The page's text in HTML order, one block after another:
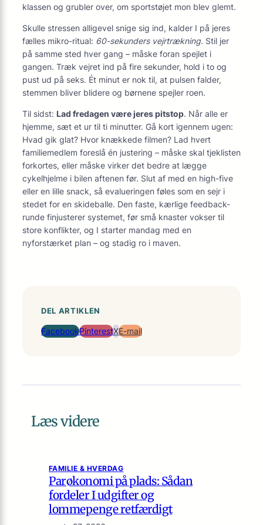
klassen og grubler over, om sportstøjet mon blev glemt.
Skulle stressen alligevel snige sig ind, kalder I på jeres
fælles mikro-ritual: 60-sekunders vejrtrækning. Stil jer
på samme sted hver gang – måske foran spejlet i
gangen. Træk vejret ind på fire sekunder, hold i to og
pust ud på seks. Ét minut er nok til, at pulsen falder,
stemmen bliver blidere og børnene spejler roen.
Til sidst: Lad fredagen være jeres pitstop. Når alle er
hjemme, sæt et ur til ti minutter. Gå kort igennem ugen:
Hvad gik glat? Hvor knækkede filmen? Lad hvert
familiemedlem foreslå én justering – måske skal tjeklisten
forkortes, eller måske virker det bedre at lægge
cykelhjelme i bilen aftenen før. Slut af med en high-five
eller en lille snack, så evalueringen føles som en sejr i
stedet for en skideballe. Den faste, kærlige feedback-
runde finjusterer systemet, før små knaster vokser til
store konflikter, og I starter mandag med en
nyforstærket plan – og stadig ro i maven.
DEL ARTIKLEN
FacebookPinterestXE-mail
Læs videre
FAMILIE & HVERDAG
Parøkonomi på plads: Sådan
fordeler I udgifter og
lommepenge retfærdigt